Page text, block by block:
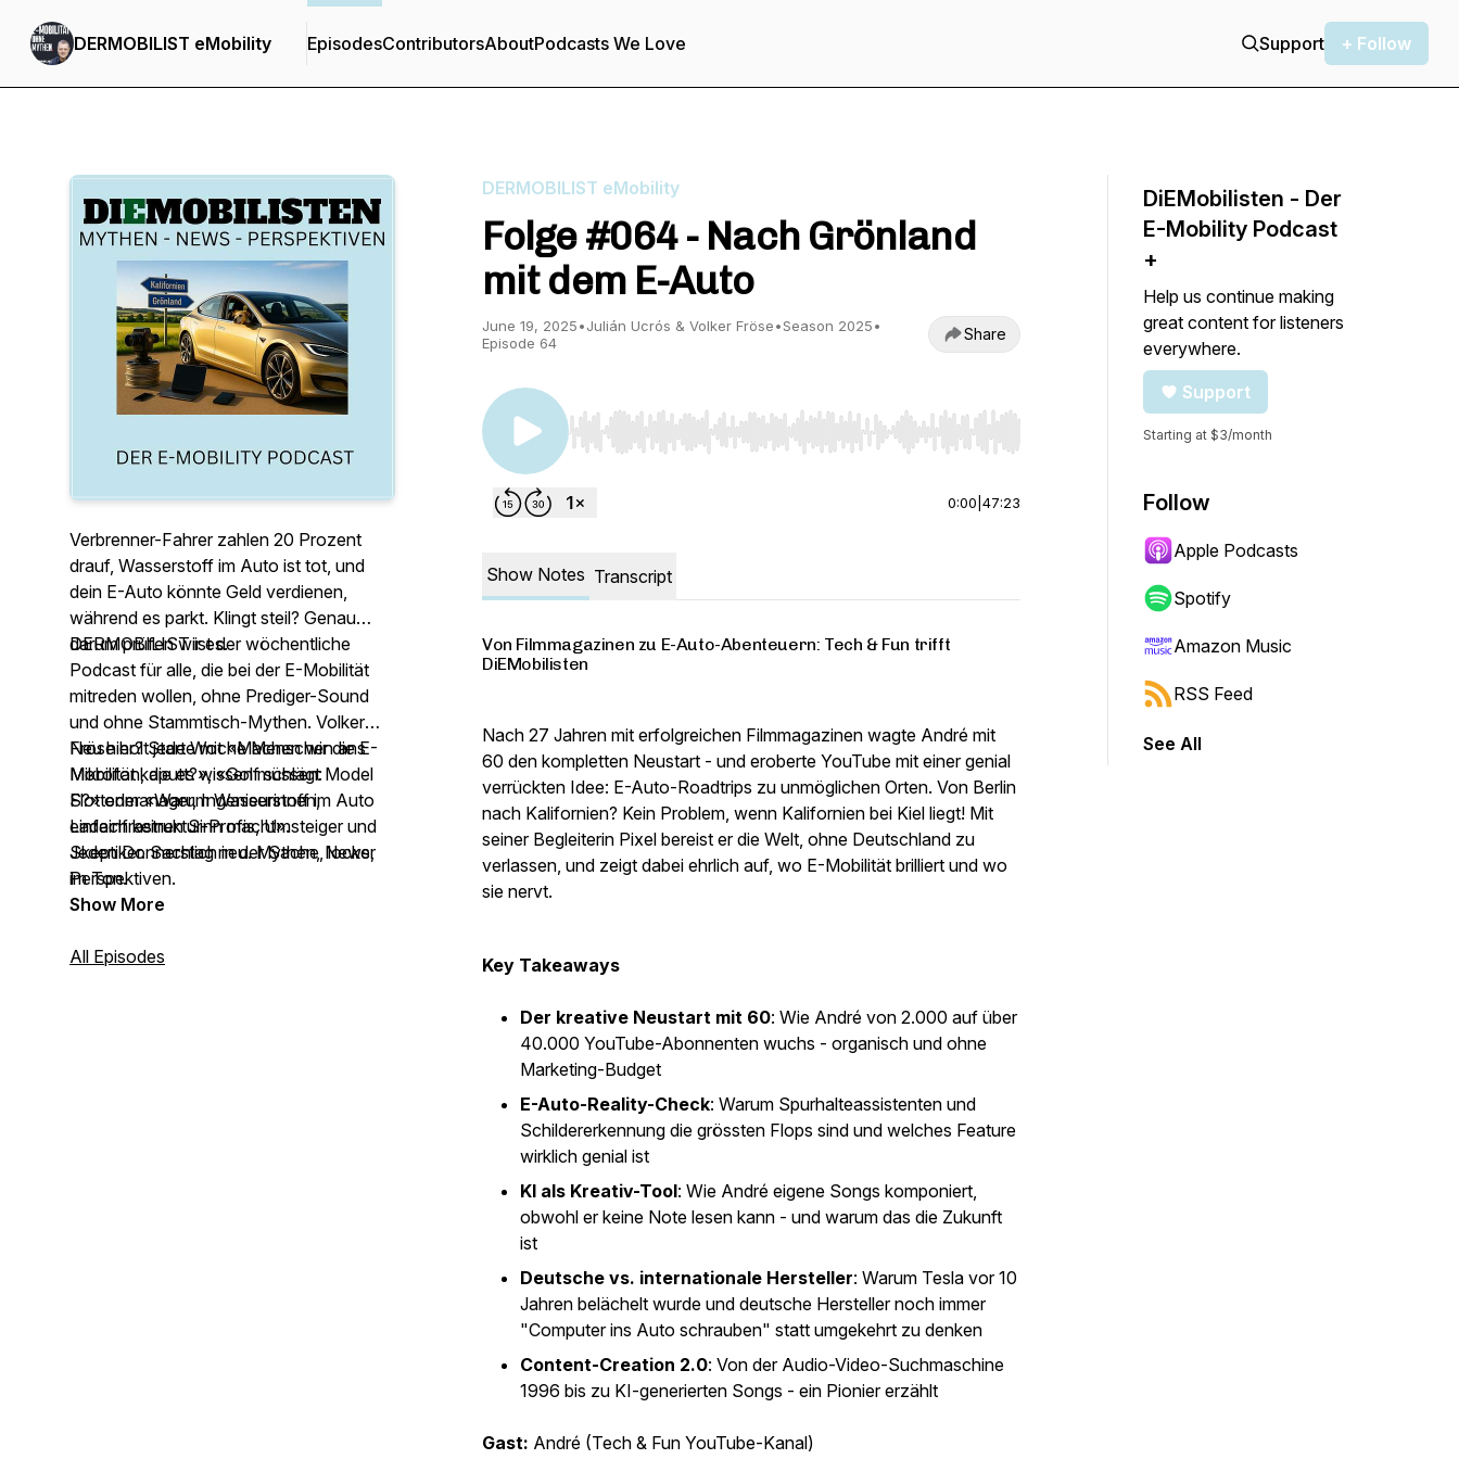
DERMOBILIST eMobility EpisodesContributorsAboutPodcasts We Love Support + Follow
Verbrenner-Fahrer zahlen 20 Prozent
drauf, Wasserstoff im Auto ist tot, und
dein E-Auto könnte Geld verdienen,
während es parkt. Klingt steil? Genau
darum prüfen wir es.
DERMOBILIST ist der wöchentliche
Podcast für alle, die bei der E-Mobilität
mitreden wollen, ohne Prediger-Sound
und ohne Stammtisch-Mythen. Volker
Fröse holt jede Woche Menschen ans
Mikrofon, die es wissen müssen:
Flottenmanager, Ingenieurinnen,
Ladeinfrastruktur-Profis, Umsteiger und
Skeptiker. Sachlich in der Sache, locker
im Ton.
Neu hier? Starte mit «Machen wir die E-
Mobilität kaputt?», «Golf schlägt Model
S?» oder «Warum Wasserstoff im Auto
einfach keinen Sinn macht».
Jeden Donnerstag neu. Mythen, News,
Perspektiven.
Show More
All Episodes
DERMOBILIST eMobility
Folge #064 - Nach Grönland
mit dem E-Auto
June 19, 2025•Julián Ucrós & Volker Fröse•Season 2025•
Episode 64
Share
Use Left/Right to seek, Home/End to jump to start or end. Hold shift to jump forward or backward.
0:00 47:23
Show Notes Transcript
Von Filmmagazinen zu E-Auto-Abenteuern: Tech & Fun trifft
DiEMobilisten
Nach 27 Jahren mit erfolgreichen Filmmagazinen wagte André mit
60 den kompletten Neustart - und eroberte YouTube mit einer genial
verrückten Idee: E-Auto-Roadtrips zu unmöglichen Orten. Von Berlin
nach Kalifornien? Kein Problem, wenn Kalifornien bei Kiel liegt! Mit
seiner Begleiterin Pixel bereist er die Welt, ohne Deutschland zu
verlassen, und zeigt dabei ehrlich auf, wo E-Mobilität brilliert und wo
sie nervt.
Key Takeaways
Der kreative Neustart mit 60: Wie André von 2.000 auf über
40.000 YouTube-Abonnenten wuchs - organisch und ohne
Marketing-Budget
E-Auto-Reality-Check: Warum Spurhalteassistenten und
Schildererkennung die grössten Flops sind und welches Feature
wirklich genial ist
KI als Kreativ-Tool: Wie André eigene Songs komponiert,
obwohl er keine Note lesen kann - und warum das die Zukunft
ist
Deutsche vs. internationale Hersteller: Warum Tesla vor 10
Jahren belächelt wurde und deutsche Hersteller noch immer
"Computer ins Auto schrauben" statt umgekehrt zu denken
Content-Creation 2.0: Von der Audio-Video-Suchmaschine
1996 bis zu KI-generierten Songs - ein Pionier erzählt
Gast: André (Tech & Fun YouTube-Kanal)
DiEMobilisten - Der
E-Mobility Podcast
+
Help us continue making
great content for listeners
everywhere.
Support
Starting at $3/month
Follow
Apple Podcasts
Spotify
Amazon Music
RSS Feed
See All